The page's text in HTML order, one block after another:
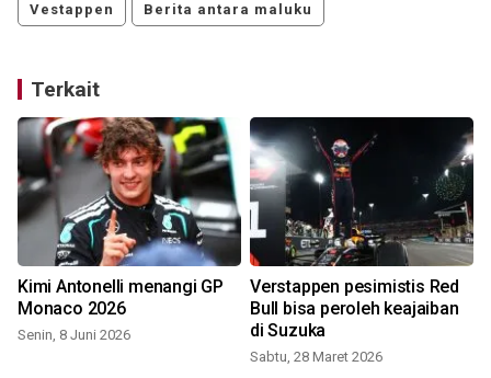
Vestappen Berita antara maluku
Terkait
Kimi Antonelli menangi GP
Monaco 2026
Senin, 8 Juni 2026
Verstappen pesimistis Red
Bull bisa peroleh keajaiban
di Suzuka
Sabtu, 28 Maret 2026